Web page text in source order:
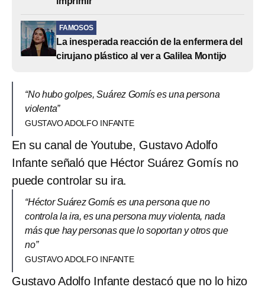
FAMOSOS
La inesperada reacción de la enfermera del
cirujano plástico al ver a Galilea Montijo
“No hubo golpes, Suárez Gomís es una persona
violenta”
GUSTAVO ADOLFO INFANTE
En su canal de Youtube, Gustavo Adolfo
Infante señaló que Héctor Suárez Gomís no
puede controlar su ira.
“Héctor Suárez Gomís es una persona que no
controla la ira, es una persona muy violenta, nada
más que hay personas que lo soportan y otros que
no”
GUSTAVO ADOLFO INFANTE
Gustavo Adolfo Infante destacó que no lo hizo